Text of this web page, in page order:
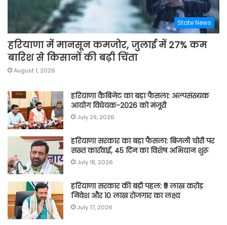
State News
हरियाणा में मानसून कमजोर, जुलाई में 27% कम
बारिश से किसानों की बढ़ी चिंता
August 1, 2026
हरियाणा कैबिनेट का बड़ा फैसला: अल्पसंख्यक
आयोग विधेयक-2026 को मंजूरी
July 29, 2026
हरियाणा सरकार का बड़ा फैसला: बिजली चोरी पर
सख्त कार्रवाई, 45 दिन का विशेष अभियान शुरू
July 18, 2026
हरियाणा सरकार की बड़ी पहल: ₹5 लाख करोड़
निवेश और 10 लाख रोजगार का लक्ष्य
July 17, 2026